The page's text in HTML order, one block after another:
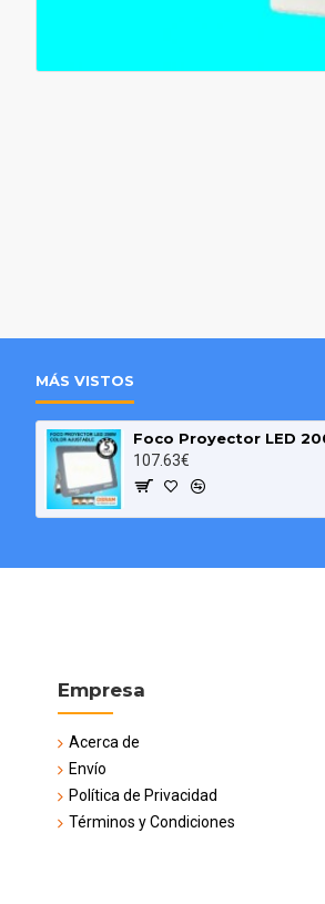
MÁS VISTOS
107.63€
Empresa
Acerca de
Envío
Política de Privacidad
Términos y Condiciones